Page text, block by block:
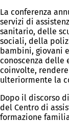
La conferenza
servizi di
sanitario, delle
sociali, della
bambini, giovani
conoscenza delle
coinvolte,
ulteriormente la
Dopo il discorso
del Centro di
formazione